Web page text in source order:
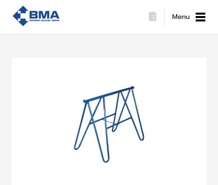
Menu